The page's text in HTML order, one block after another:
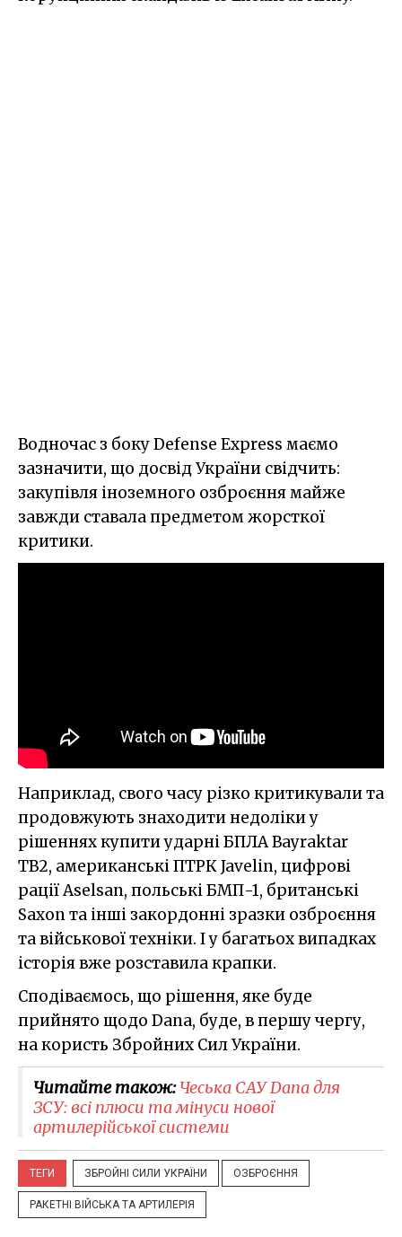
Водночас з боку Defense Express маємо
зазначити, що досвід України свідчить:
закупівля іноземного озброєння майже
завжди ставала предметом жорсткої
критики.
Наприклад, свого часу різко критикували та
продовжують знаходити недоліки у
рішеннях купити ударні БПЛА Bayraktar
TB2, американські ПТРК Javelin, цифрові
рації Aselsan, польські БМП-1, британські
Saxon та інші закордонні зразки озброєння
та військової техніки. І у багатьох випадках
історія вже розставила крапки.
Сподіваємось, що рішення, яке буде
прийнято щодо Dana, буде, в першу чергу,
на користь Збройних Сил України.
Читайте також:Чеська САУ Dana для
ЗСУ: всі плюси та мінуси нової
артилерійської системи
ТЕГИ ЗБРОЙНІ СИЛИ УКРАЇНИ ОЗБРОЄННЯ
РАКЕТНІ ВІЙСЬКА ТА АРТИЛЕРІЯ